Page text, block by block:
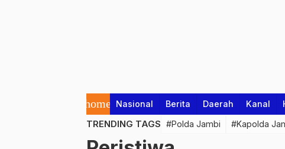
home Nasional Berita Daerah Kanal
TRENDING TAGS #Polda Jambi #Kapolda